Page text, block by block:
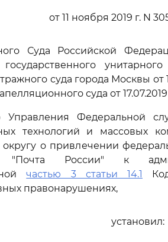
от 11 ноября 2019 г. N
Суда Российской
государственного
суда города Москвы от
суда от
Управления Федеральной
технологий и массовых
о привлечении
"Почта России" к
частью 3 статьи 14.1
правонарушениях,
установил: